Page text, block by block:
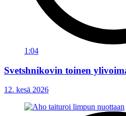
1:04
Svetshnikovin toinen
12. kesä 2026